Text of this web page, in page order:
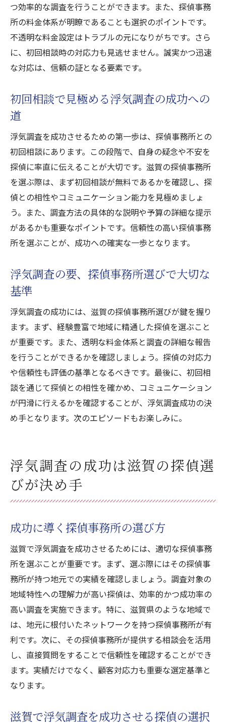
つ効率的な調査を行うことができます。また、探偵事務
所の料金体系が明瞭であることも選択のポイントです。
不透明な料金設定はトラブルの元になりがちです。さら
に、初回相談時の対応力も見逃せません。誠実かつ迅速
な対応は、信頼の証となる要素です。
初回相談で見極める浮気調査の成功への
道
浮気調査を成功させるための第一歩は、探偵事務所との
初回相談にあります。この段階で、自身の疑念や不安を
探偵に率直に伝えることが大切です。滋賀の探偵事務所
を選ぶ際は、まず初回相談が無料であるかを確認し、探
偵との相性やコミュニケーション能力を見極めましょ
う。また、調査方法の具体的な説明や予算の詳細な提示
があるかも重要なポイントです。信頼性の高い探偵事務
所を選ぶことが、成功への確実な一歩となります。
浮気調査の要、探偵事務所選びで大切な
基準
浮気調査の成功には、滋賀の探偵事務所選びが鍵を握り
ます。まず、経験豊富で地域に精通した探偵を選ぶこと
が重要です。また、透明な料金体系と調査の詳細な報告
を行うことができるかを確認しましょう。探偵の対応力
や信頼性も評価の基準となるべきです。最後に、初回相
談を通じて探偵との相性を確かめ、コミュニケーション
が円滑に行えるかを確認することが、浮気調査成功の決
め手となります。次のエピソードもお楽しみに。
浮気調査の成功は滋賀の探偵選
びが決め手
成功に導く探偵事務所の選び方
滋賀で浮気調査を成功させるためには、適切な探偵事務
所を選ぶことが重要です。まず、選ぶ際にはその探偵事
務所が持つ地元での実績を確認しましょう。調査対象の
地域特性への理解力が高い探偵は、効率的かつ成功率の
高い調査を実施できます。特に、滋賀県のような地域で
は、地元に根付いたネットワークを持つ探偵事務所が有
利です。次に、その探偵事務所が提供する相談会を活用
し、直接質問をすることで信頼性を確認することができ
ます。実績だけでなく、顧客対応力も重要な選定基準と
なります。
滋賀で浮気調査を成功させる探偵の選択